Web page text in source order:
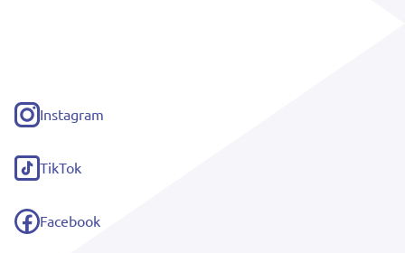
Instagram
(externe
link)
TikTok
(externe
link)
Facebook
(externe